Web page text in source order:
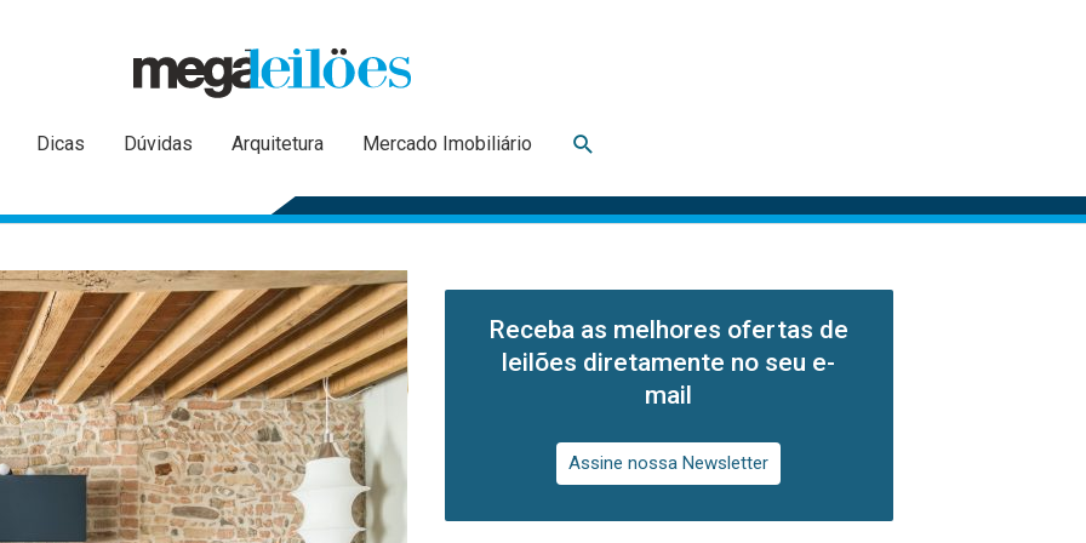
Dicas Dúvidas Arquitetura Mercado Imobiliário Pesquisar
Receba as melhores ofertas de
leilões diretamente no seu e-
mail
Assine nossa Newsletter